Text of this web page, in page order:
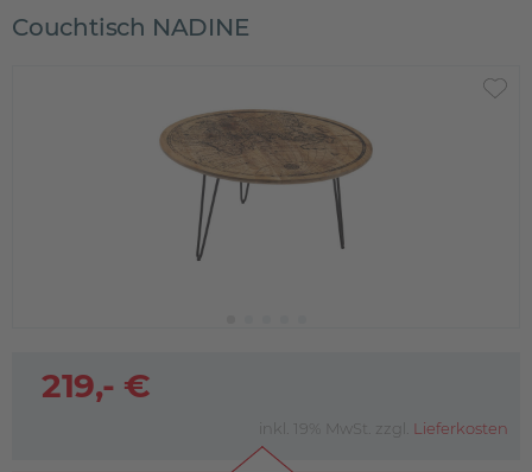
Couchtisch NADINE
219,- €
inkl. 19% MwSt. zzgl. Lieferkosten